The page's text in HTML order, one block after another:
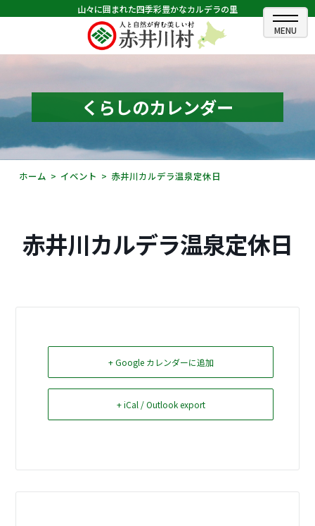
山々に囲まれた四季彩豊かなカルデラの里
ホーム
むらのできごと
むらのプロフィール
くらしの情報
観光・イベント情報
Select Language▼
くらしのカレンダー
ホーム イベント 赤井川カルデラ温泉定休日
赤井川カルデラ温泉定休日
+ Google カレンダーに追加
+ iCal / Outlook export